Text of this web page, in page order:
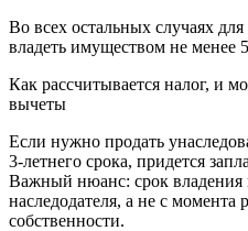
Во всех остальных случаях
владеть имуществом не менее
Как рассчитывается налог, и
вычеты
Если нужно продать
3-летнего срока, придется
Важный нюанс: срок владения
наследодателя, а не с момента
собственности.